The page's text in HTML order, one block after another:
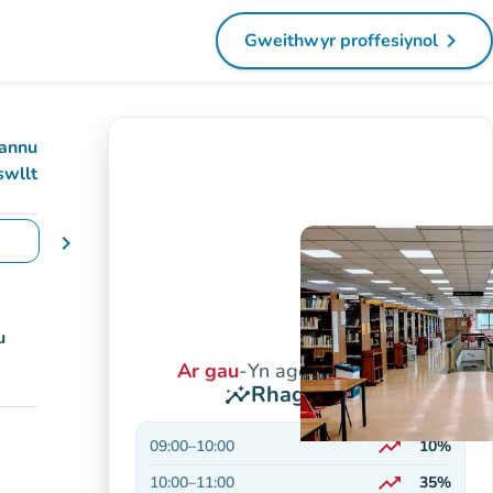
Gweithwyr proffesiynol navigate_next
(tab newydd)
chevron_right
Ar gau-Yn agor am 9:00 yb
insightsRhagolygon
09:00–10:00 trending_up
10%
10:00–11:00 trending_up
35%